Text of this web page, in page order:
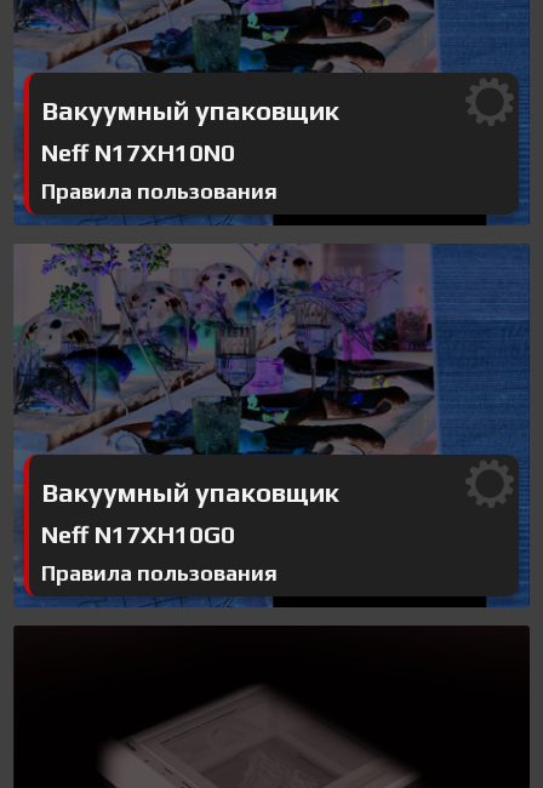
Вакуумный упаковщик
Neff N17XH10N0
Правила пользования
Вакуумный упаковщик
Neff N17XH10G0
Правила пользования